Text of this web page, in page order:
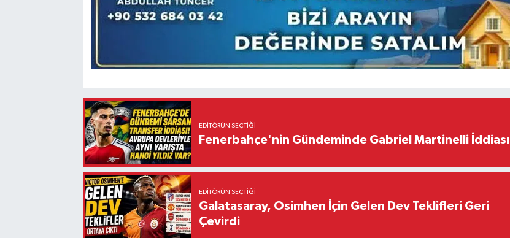
EDITÖRÜN SEÇTIĞI
Fenerbahçe'nin Gündeminde Gabriel Martinelli İddiası
EDITÖRÜN SEÇTIĞI
Galatasaray, Osimhen İçin Gelen Dev Teklifleri Geri
Çevirdi